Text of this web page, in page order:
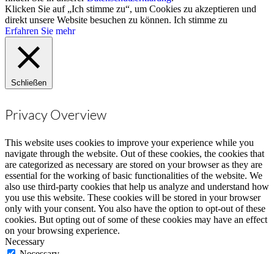
Klicken Sie auf „Ich stimme zu“, um Cookies zu akzeptieren und
direkt unsere Website besuchen zu können. Ich stimme zu
Erfahren Sie mehr
Schließen
Privacy Overview
This website uses cookies to improve your experience while you
navigate through the website. Out of these cookies, the cookies that
are categorized as necessary are stored on your browser as they are
essential for the working of basic functionalities of the website. We
also use third-party cookies that help us analyze and understand how
you use this website. These cookies will be stored in your browser
only with your consent. You also have the option to opt-out of these
cookies. But opting out of some of these cookies may have an effect
on your browsing experience.
Necessary